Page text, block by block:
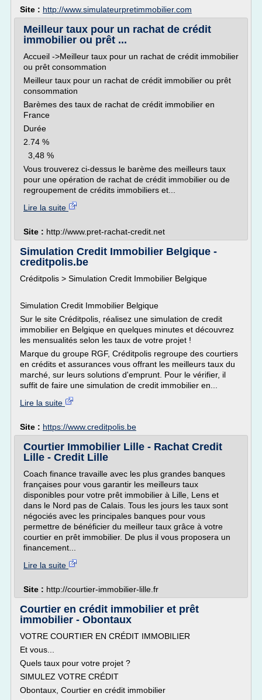
Site : http://www.simulateurpretimmobilier.com
Meilleur taux pour un rachat de crédit
immobilier ou prêt ...
Accueil ->Meilleur taux pour un rachat de crédit immobilier
ou prêt consommation
Meilleur taux pour un rachat de crédit immobilier ou prêt
consommation
Barèmes des taux de rachat de crédit immobilier en
France
Durée
2.74 %
3,48 %
Vous trouverez ci-dessus le barème des meilleurs taux
pour une opération de rachat de crédit immobilier ou de
regroupement de crédits immobiliers et...
Lire la suite
Site : http://www.pret-rachat-credit.net
Simulation Credit Immobilier Belgique -
creditpolis.be
Créditpolis > Simulation Credit Immobilier Belgique
Simulation Credit Immobilier Belgique
Sur le site Créditpolis, réalisez une simulation de credit
immobilier en Belgique en quelques minutes et découvrez
les mensualités selon les taux de votre projet !
Marque du groupe RGF, Créditpolis regroupe des courtiers
en crédits et assurances vous offrant les meilleurs taux du
marché, sur leurs solutions d'emprunt. Pour le vérifier, il
suffit de faire une simulation de credit immobilier en...
Lire la suite
Site : https://www.creditpolis.be
Courtier Immobilier Lille - Rachat Credit
Lille - Credit Lille
Coach finance travaille avec les plus grandes banques
françaises pour vous garantir les meilleurs taux
disponibles pour votre prêt immobilier à Lille, Lens et
dans le Nord pas de Calais. Tous les jours les taux sont
négociés avec les principales banques pour vous
permettre de bénéficier du meilleur taux grâce à votre
courtier en prêt immobilier. De plus il vous proposera un
financement...
Lire la suite
Site : http://courtier-immobilier-lille.fr
Courtier en crédit immobilier et prêt
immobilier - Obontaux
VOTRE COURTIER EN CRÉDIT IMMOBILIER
Et vous...
Quels taux pour votre projet ?
SIMULEZ VOTRE CRÉDIT
Obontaux, Courtier en crédit immobilier